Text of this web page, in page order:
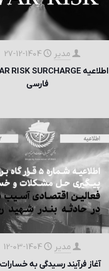
مدیر
1404-12-27
فارسی
مدیر
1404-03-12
آغاز فرآیند رسیدگی به